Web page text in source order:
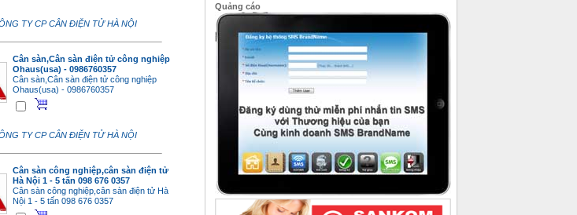
TY CP CÂN ĐIỆN TỬ HÀ NỘI
Cân sàn,Cân sàn điện tử công nghiệp
Ohaus(usa) - 0986760357
Cân sàn,Cân sàn điện tử công nghiệp
Ohaus(usa) - 0986760357
TY CP CÂN ĐIỆN TỬ HÀ NỘI
Cân sàn công nghiệp,cân sàn điện tử
Hà Nội 1 - 5 tấn 098 676 0357
Cân sàn công nghiệp,cân sàn điện tử Hà
Nội 1 - 5 tấn 098 676 0357
CÔNG TY TNHH KỸ THUẬT TỰ ĐỘNG HƯNG
CÔNG TY TNHH NỘI THẤT ĐỒNG GIA PHÁT
Công ty TNHH Xuất Nhập Khẩu TH Tân Viễn Đông
Công Ty TNHH Pusico Việt Nam
Công Ty Cổ Phần Công Nghệ Intersys Toàn Cầu
công ty tnhh thương mai dịch vụ kỷ thuật thái anh tài
CÔNG TY TNHH XNK TMDV NGÔI SAO VIỆT
Công Ty TNHH Khoa Học Xanh
Công ty TNHH XNK Quỳnh Thiên Phát
Công ty Cổ phần Kỹ thuật Ý Tưởng
Công Ty TNHH Phát Triển Dự Án Song Nam
CÔNG TY CỔ PHẦN BÊ TÔNG NHẸ ĐÀ NẴNG
Công ty Cổ Phần Bình Vinh
Quảng cáo